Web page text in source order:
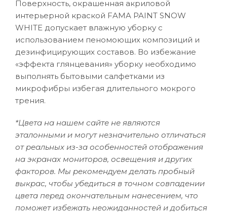
Поверхность, окрашенная акриловой
интерьерной краской FAMA PAINT SNOW
WHITE допускает влажную уборку с
использованием пеномоющих композиций и
дезинфицирующих составов. Во избежание
«эффекта глянцевания» уборку необходимо
выполнять бытовыми салфетками из
микрофибры избегая длительного мокрого
трения.
*Цвета на нашем сайте не являются
эталонными и могут незначительно отличаться
от реальных из-за особенностей отображения
на экранах мониторов, освещения и других
факторов. Мы рекомендуем делать пробный
выкрас, чтобы убедиться в точном совпадении
цвета перед окончательным нанесением, что
поможет избежать неожиданностей и добиться